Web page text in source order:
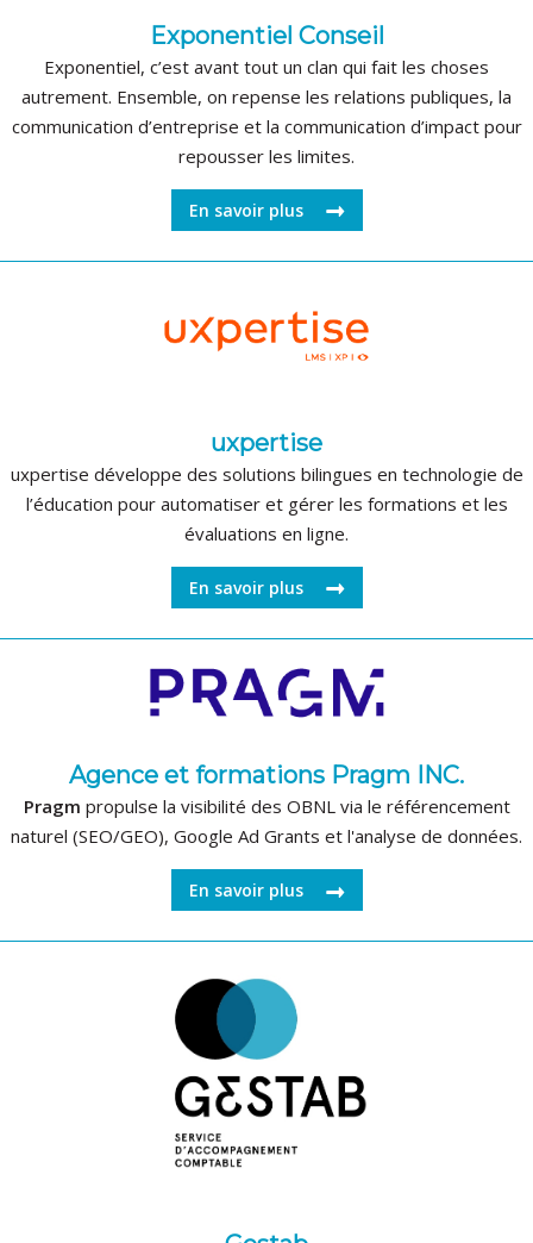
Exponentiel Conseil
Exponentiel, c’est avant tout un clan qui fait les choses
autrement. Ensemble, on repense les relations publiques, la
communication d’entreprise et la communication d’impact pour
repousser les limites.
En savoir plus
uxpertise
uxpertise développe des solutions bilingues en technologie de
l’éducation pour automatiser et gérer les formations et les
évaluations en ligne.
En savoir plus
Agence et formations Pragm INC.
Pragm propulse la visibilité des OBNL via le référencement
naturel (SEO/GEO), Google Ad Grants et l'analyse de données.
En savoir plus